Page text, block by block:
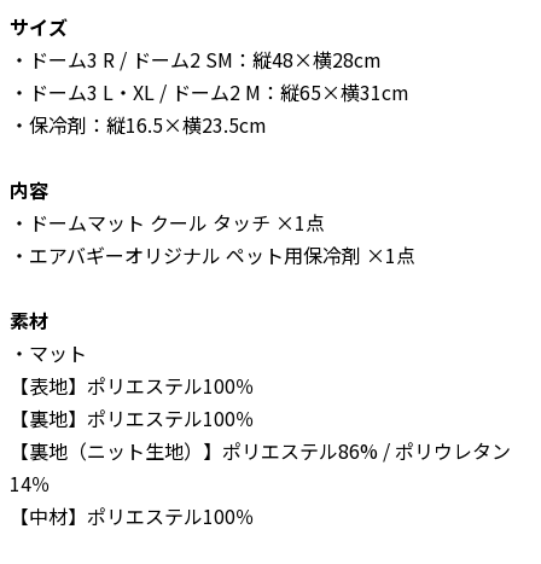
サイズ
・ドーム3 R / ドーム2 SM：縦48×横28cm
・ドーム3 L・XL / ドーム2 M：縦65×横31cm
・保冷剤：縦16.5×横23.5cm
内容
・ドームマット クール タッチ ×1点
・エアバギーオリジナル ペット用保冷剤 ×1点
素材
・マット
【表地】ポリエステル100％
【裏地】ポリエステル100％
【裏地（ニット生地）】ポリエステル86% / ポリウレタン
14％
【中材】ポリエステル100％